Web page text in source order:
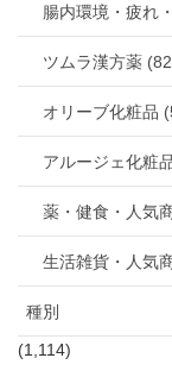
腸内環境・疲れ
ツムラ漢方薬
オリーブ化粧品
アルージェ化粧
薬・健食・人気
生活雑貨・人気
種別
(1,114)